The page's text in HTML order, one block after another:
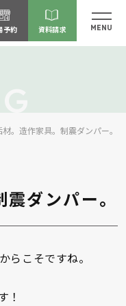
予約 資料請求
材。造作家具。制震ダンパー。
ダンパー。
らこそですね。
！